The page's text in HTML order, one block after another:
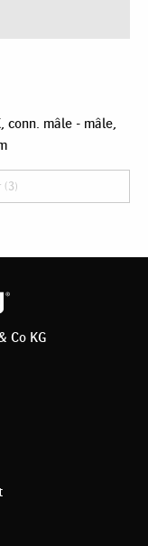
conn. mâle - mâle,
(3)
Co KG